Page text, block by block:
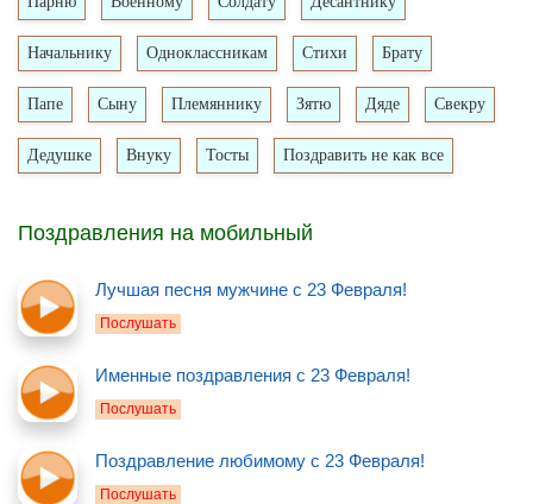
Начальнику Одноклассникам Стихи Брату
Папе Сыну Племяннику Зятю Дяде Свекру
Дедушке Внуку Тосты Поздравить не как все
Поздравления на мобильный
Лучшая песня мужчине с 23 Февраля!
Послушать
Именные поздравления с 23 Февраля!
Послушать
Поздравление любимому с 23 Февраля!
Послушать